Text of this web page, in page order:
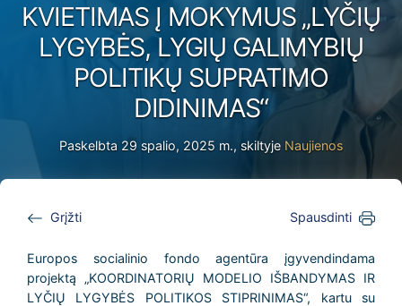
KVIETIMAS Į MOKYMUS „LYČIŲ
LYGYBĖS, LYGIŲ GALIMYBIŲ
POLITIKŲ SUPRATIMO
DIDINIMAS“
Paskelbta 29 spalio, 2025 m., skiltyje Naujienos
Grįžti Spausdinti
Europos socialinio fondo agentūra įgyvendindama
projektą „KOORDINATORIŲ MODELIO IŠBANDYMAS IR
LYČIŲ LYGYBĖS POLITIKOS STIPRINIMAS“, kartu su